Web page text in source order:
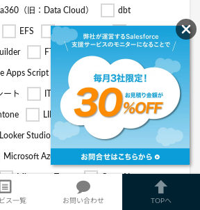
（旧：Data Cloud） dbt
EFS Einstein GPT
FTP
Apps Script（GAS） Google Skillshop
ート ITパスポート IT資格
LINE LINE公式アカウント
Looker Studio Microsoft
Microsoft Azure Microsoft Clarity
SaaS Sales Cloud
ス一覧 お問い合わせ TOPへ